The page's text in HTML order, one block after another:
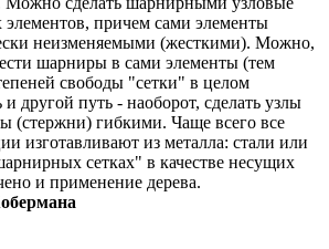
причем сами элементы
неизменяемыми (жесткими). Можно,
шарниры в сами элементы (тем
свободы "сетки" в целом
и другой путь - наоборот, сделать узлы
(стержни) гибкими. Чаще всего все
изготавливают из металла: стали или
сетках" в качестве несущих
и применение дерева.